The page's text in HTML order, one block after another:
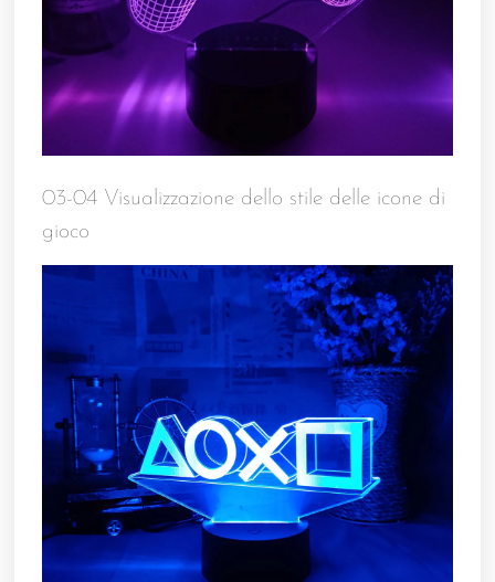
03-04 Visualizzazione dello stile delle icone di
gioco